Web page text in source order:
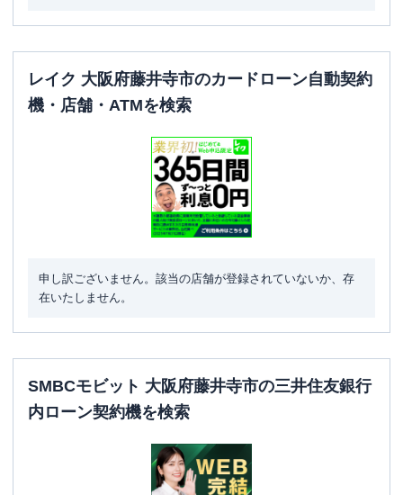
レイク 大阪府藤井寺市のカードローン自動契約
機・店舗・ATMを検索
申し訳ございません。該当の店舗が登録されていないか、存
在いたしません。
SMBCモビット 大阪府藤井寺市の三井住友銀行
内ローン契約機を検索